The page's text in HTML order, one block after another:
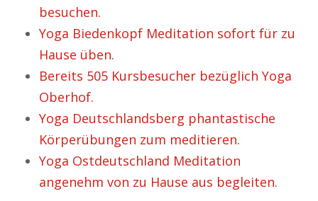
besuchen.
Yoga Biedenkopf Meditation sofort für zu
Hause üben.
Bereits 505 Kursbesucher bezüglich Yoga
Oberhof.
Yoga Deutschlandsberg phantastische
Körperübungen zum meditieren.
Yoga Ostdeutschland Meditation
angenehm von zu Hause aus begleiten.